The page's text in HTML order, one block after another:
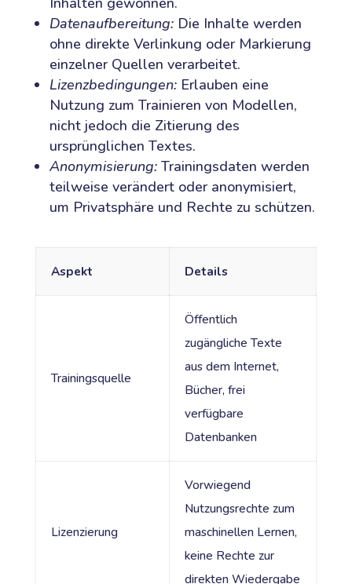
Datenaufbereitung:Die Inhalte werden
ohne direkte Verlinkung oder Markierung
einzelner Quellen verarbeitet.
Lizenzbedingungen:Erlauben eine
Nutzung zum Trainieren von Modellen,
nicht jedoch die Zitierung des
ursprünglichen Textes.
Anonymisierung:Trainingsdaten werden
teilweise verändert oder anonymisiert,
um Privatsphäre und Rechte zu schützen.
Aspekt Details
Trainingsquelle
Öffentlich
zugängliche Texte
aus dem Internet,
Bücher, frei
verfügbare
Datenbanken
Lizenzierung
Vorwiegend
Nutzungsrechte zum
maschinellen Lernen,
keine Rechte zur
direkten Wiedergabe